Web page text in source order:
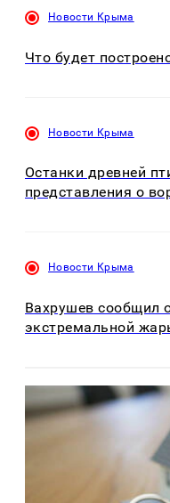
Новости Крыма
Что будет
Новости Крыма
Останки древней
представления о
Новости Крыма
Вахрушев сообщил
экстремальной